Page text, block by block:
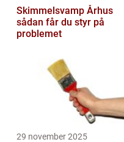
Skimmelsvamp Århus
sådan får du styr på
problemet
29 november 2025